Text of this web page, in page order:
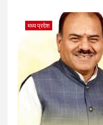
मध्य प्रदेश